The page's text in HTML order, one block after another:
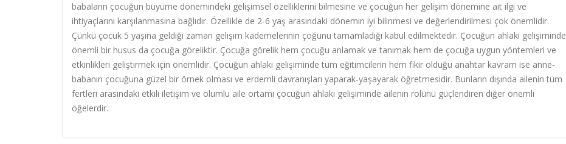
babaların çocuğun büyüme dönemindeki gelişimsel özelliklerini bilmesine ve çocuğun her gelişim dönemine ait ilgi ve
ihtiyaçlarını karşılanmasına bağlıdır. Özellikle de 2-6 yaş arasındaki dönemin iyi bilinmesi ve değerlendirilmesi çok önemlidir.
Çünkü çocuk 5 yaşına geldiği zaman gelişim kademelerinin çoğunu tamamladığı kabul edilmektedir. Çocuğun ahlaki gelişiminde
önemli bir husus da çocuğa göreliktir. Çocuğa görelik hem çocuğu anlamak ve tanımak hem de çocuğa uygun yöntemleri ve
etkinlikleri geliştirmek için önemlidir. Çocuğun ahlaki gelişiminde tüm eğitimcilerin hem fikir olduğu anahtar kavram ise anne-
babanın çocuğuna güzel bir örnek olması ve erdemli davranışları yaparak-yaşayarak öğretmesidir. Bunların dışında ailenin tüm
fertleri arasındaki etkili iletişim ve olumlu aile ortamı çocuğun ahlaki gelişiminde ailenin rolünü güçlendiren diğer önemli
öğelerdir.